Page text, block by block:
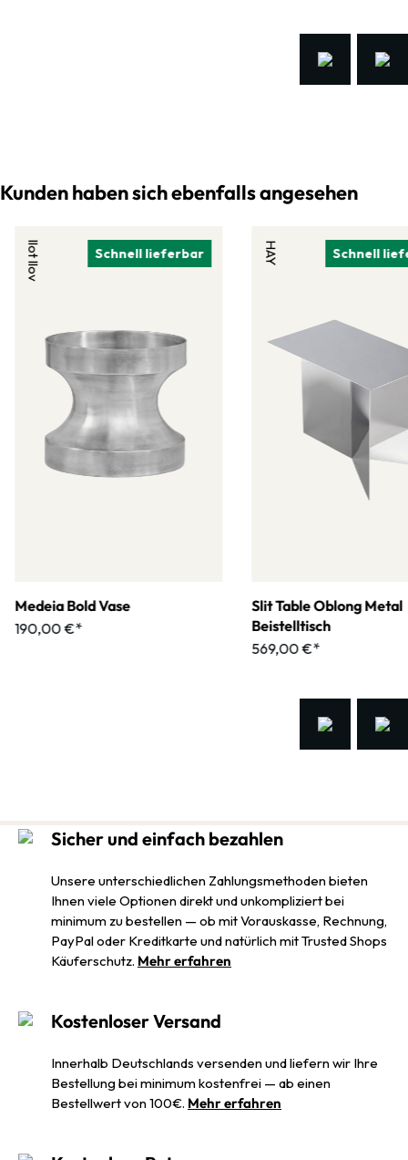
Kunden haben sich ebenfalls angesehen
Schnell lieferbar
llot llov
Medeia Bold Vase
190,00 €*
Schnell
HAY
Slit Table Oblong Metal
Beistelltisch
569,00 €*
Sicher und einfach bezahlen
Unsere unterschiedlichen Zahlungsmethoden bieten
Ihnen viele Optionen direkt und unkompliziert bei
minimum zu bestellen — ob mit Vorauskasse, Rechnung,
PayPal oder Kreditkarte und natürlich mit Trusted Shops
Käuferschutz. Mehr erfahren
Kostenloser Versand
Innerhalb Deutschlands versenden und liefern wir Ihre
Bestellung bei minimum kostenfrei — ab einen
Bestellwert von 100€. Mehr erfahren